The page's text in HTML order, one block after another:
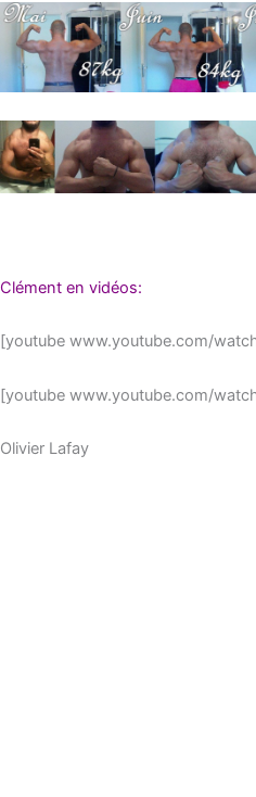
Clément en vidéos:
[youtube www.youtube.com/
[youtube www.youtube.com/
Olivier Lafay